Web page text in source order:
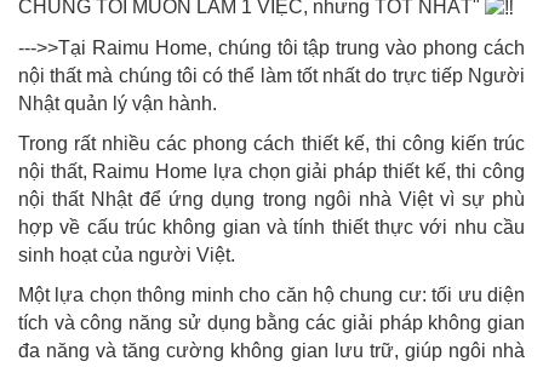
CHÚNG TÔI MUỐN LÀM 1 VIỆC, nhưng TỐT NHẤT"
--->>Tại Raimu Home, chúng tôi tập trung vào phong cách
nội thất mà chúng tôi có thể làm tốt nhất do trực tiếp Người
Nhật quản lý vận hành.
Trong rất nhiều các phong cách thiết kế, thi công kiến trúc
nội thất, Raimu Home lựa chọn giải pháp thiết kế, thi công
nội thất Nhật để ứng dụng trong ngôi nhà Việt vì sự phù
hợp về cấu trúc không gian và tính thiết thực với nhu cầu
sinh hoạt của người Việt.
Một lựa chọn thông minh cho căn hộ chung cư: tối ưu diện
tích và công năng sử dụng bằng các giải pháp không gian
đa năng và tăng cường không gian lưu trữ, giúp ngôi nhà